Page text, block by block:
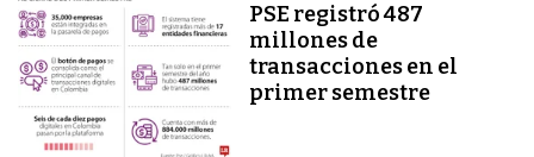
PSE registró 487
millones de
transacciones en el
primer semestre